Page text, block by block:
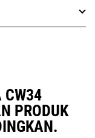
CW34
PRODUK